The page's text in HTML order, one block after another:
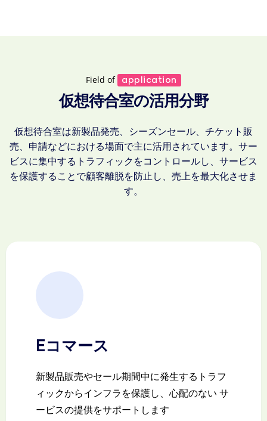
Field of application
仮想待合室の活用分野
仮想待合室は新製品発売、シーズンセール、チケット販
売、申請などにおける場面で主に活用されています。サー
ビスに集中するトラフィックをコントロールし、サービス
を保護することで顧客離脱を防止し、売上を最大化させま
す。
Eコマース
新製品販売やセール期間中に発生するトラフ
ィックからインフラを保護し、心配のない サ
ービスの提供をサポートします